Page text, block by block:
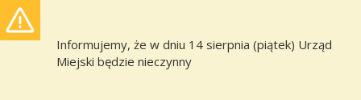
Informujemy, że w dniu 14 sierpnia (piątek) Urząd
Miejski będzie nieczynny